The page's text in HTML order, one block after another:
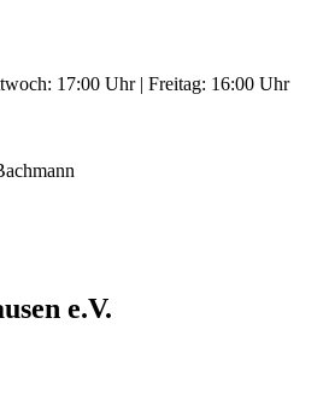
17:00 Uhr | Freitag: 16:00 Uhr
e.V.